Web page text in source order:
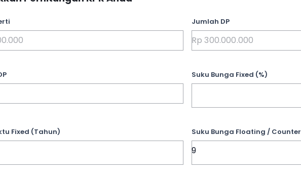
Jumlah DP
Suku Bunga Fixed (%)
Fixed (Tahun) Suku Bunga Floating /